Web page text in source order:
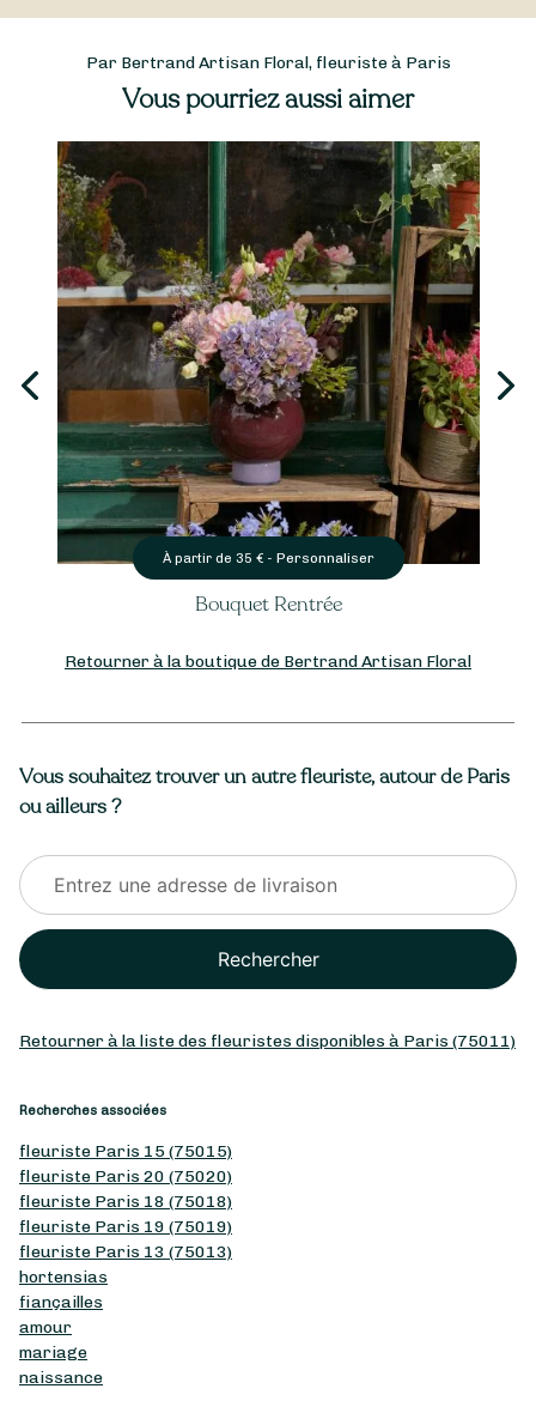
Par Bertrand Artisan Floral, fleuriste à Paris
Vous pourriez aussi aimer
À partir de35€ -Personnaliser
Bouquet Champêtre
Retourner à la boutique de Bertrand Artisan Floral
Vous souhaitez trouver un autre fleuriste, autour de Paris
ou ailleurs ?
Rechercher
Retourner à la liste des fleuristes disponibles à Paris (75011)
Recherches associées
fleuriste Paris 15 (75015)
fleuriste Paris 20 (75020)
fleuriste Paris 18 (75018)
fleuriste Paris 19 (75019)
fleuriste Paris 13 (75013)
hortensias
fiançailles
amour
mariage
naissance